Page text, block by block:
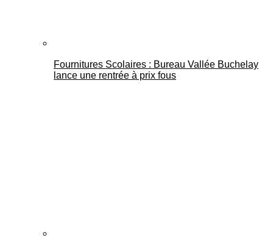
Fournitures Scolaires : Bureau Vallée Buchelay
lance une rentrée à prix fous